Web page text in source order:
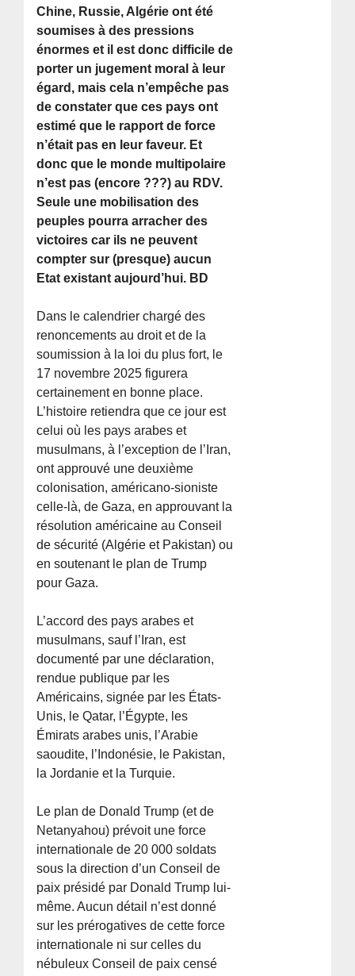
Chine, Russie, Algérie ont été
soumises à des pressions
énormes et il est donc difficile de
porter un jugement moral à leur
égard, mais cela n’empêche pas
de constater que ces pays ont
estimé que le rapport de force
n’était pas en leur faveur. Et
donc que le monde multipolaire
n’est pas (encore ???) au RDV.
Seule une mobilisation des
peuples pourra arracher des
victoires car ils ne peuvent
compter sur (presque) aucun
Etat existant aujourd’hui. BD
Dans le calendrier chargé des
renoncements au droit et de la
soumission à la loi du plus fort, le
17 novembre 2025 figurera
certainement en bonne place.
L’histoire retiendra que ce jour est
celui où les pays arabes et
musulmans, à l’exception de l’Iran,
ont approuvé une deuxième
colonisation, américano-sioniste
celle-là, de Gaza, en approuvant la
résolution américaine au Conseil
de sécurité (Algérie et Pakistan) ou
en soutenant le plan de Trump
pour Gaza.
L’accord des pays arabes et
musulmans, sauf l’Iran, est
documenté par une déclaration,
rendue publique par les
Américains, signée par les États-
Unis, le Qatar, l’Égypte, les
Émirats arabes unis, l’Arabie
saoudite, l’Indonésie, le Pakistan,
la Jordanie et la Turquie.
Le plan de Donald Trump (et de
Netanyahou) prévoit une force
internationale de 20 000 soldats
sous la direction d’un Conseil de
paix présidé par Donald Trump lui-
même. Aucun détail n’est donné
sur les prérogatives de cette force
internationale ni sur celles du
nébuleux Conseil de paix censé